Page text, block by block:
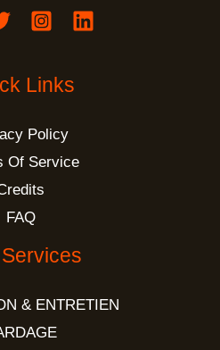
Links
Policy
Of Service
FAQ
& ENTRETIEN